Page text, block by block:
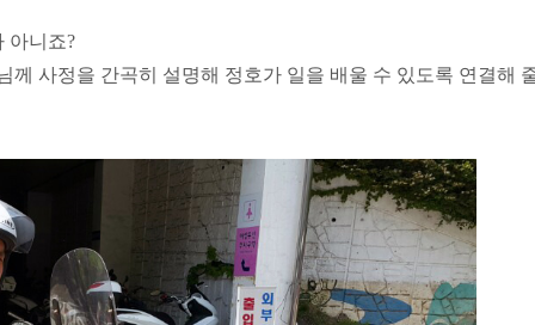
아니죠?
사정을 간곡히 설명해 정호가 일을 배울 수 있도록 연결해